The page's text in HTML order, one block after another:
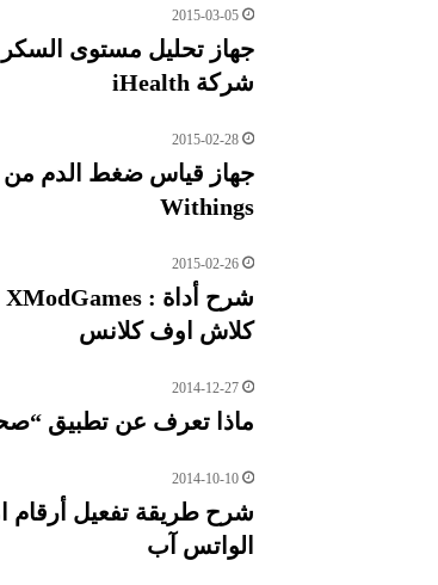
2015-03-05
جهاز تحليل مستوى
شركة iHealth
2015-02-28
جهاز قياس ضغط الدم
Withings
2015-02-26
كلاش اوف كلانس
2014-12-27
ماذا تعرف عن تطبيق
2014-10-10
شرح طريقة تفعيل أرقام
الواتس آب